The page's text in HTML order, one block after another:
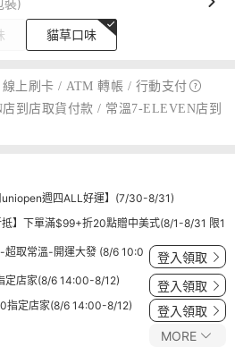
裝)
貓草口味
上刷卡 / ATM 轉帳 / 行動支付
到店取貨付款 / 常溫7-ELEVEN店到
uniopen週四ALL好運】(7/30-8/31)
抵】下單滿$99+折20點贈中美式(8/1-8/31 限1
超取常溫-開運大發 (8/6 10:0
登入領取
定店家(8/6 14:00-8/12) 登入領取
指定店家(8/6 14:00-8/12) 登入領取
MORE